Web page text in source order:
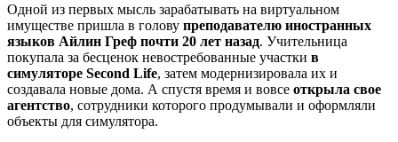
Одной из первых мысль зарабатывать на виртуальном
имуществе пришла в голову преподавателю иностранных
языков Айлин Греф почти 20 лет назад. Учительница
покупала за бесценок невостребованные участки в
симуляторе Second Life, затем модернизировала их и
создавала новые дома. А спустя время и вовсе открыла свое
агентство, сотрудники которого продумывали и оформляли
объекты для симулятора.